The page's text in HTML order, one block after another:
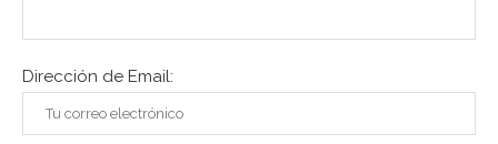
Dirección de Email: